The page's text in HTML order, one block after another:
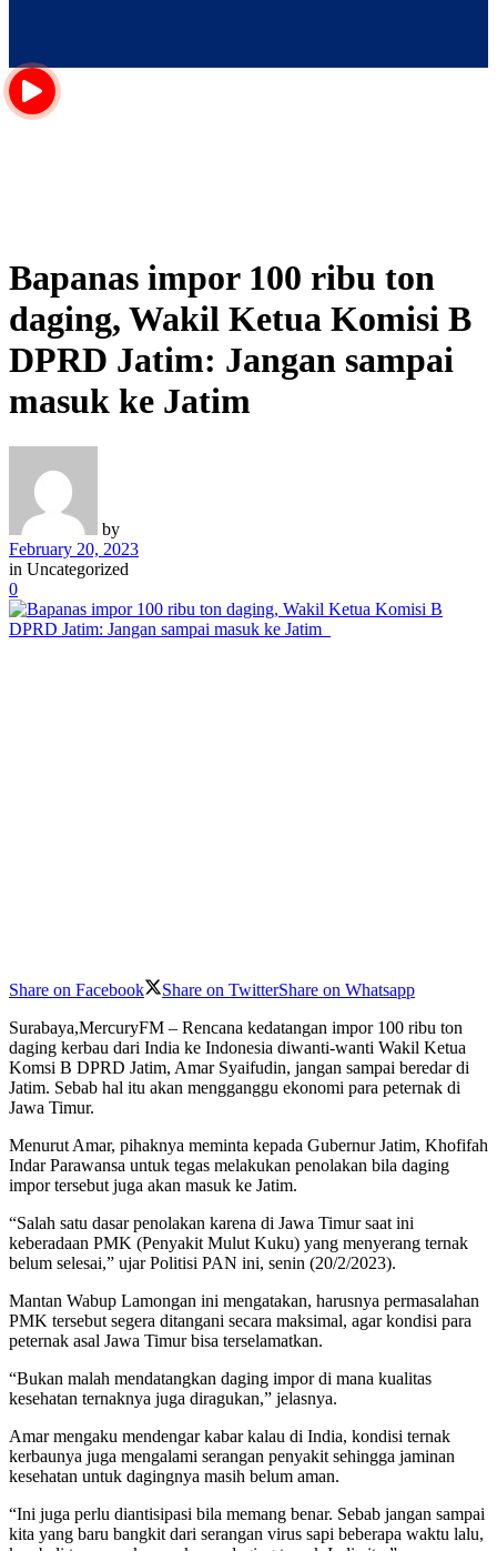
Bapanas impor 100 ribu ton
daging, Wakil Ketua Komisi B
DPRD Jatim: Jangan sampai
masuk ke Jatim
by
February 20, 2023
in Uncategorized
0
Share on Facebook Share on TwitterShare on Whatsapp
Surabaya,MercuryFM – Rencana kedatangan impor 100 ribu ton
daging kerbau dari India ke Indonesia diwanti-wanti Wakil Ketua
Komsi B DPRD Jatim, Amar Syaifudin, jangan sampai beredar di
Jatim. Sebab hal itu akan mengganggu ekonomi para peternak di
Jawa Timur.
Menurut Amar, pihaknya meminta kepada Gubernur Jatim, Khofifah
Indar Parawansa untuk tegas melakukan penolakan bila daging
impor tersebut juga akan masuk ke Jatim.
“Salah satu dasar penolakan karena di Jawa Timur saat ini
keberadaan PMK (Penyakit Mulut Kuku) yang menyerang ternak
belum selesai,” ujar Politisi PAN ini, senin (20/2/2023).
Mantan Wabup Lamongan ini mengatakan, harusnya permasalahan
PMK tersebut segera ditangani secara maksimal, agar kondisi para
peternak asal Jawa Timur bisa terselamatkan.
“Bukan malah mendatangkan daging impor di mana kualitas
kesehatan ternaknya juga diragukan,” jelasnya.
Amar mengaku mendengar kabar kalau di India, kondisi ternak
kerbaunya juga mengalami serangan penyakit sehingga jaminan
kesehatan untuk dagingnya masih belum aman.
“Ini juga perlu diantisipasi bila memang benar. Sebab jangan sampai
kita yang baru bangkit dari serangan virus sapi beberapa waktu lalu,